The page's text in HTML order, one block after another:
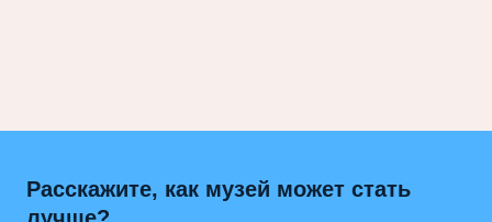
Расскажите, как музей может стать